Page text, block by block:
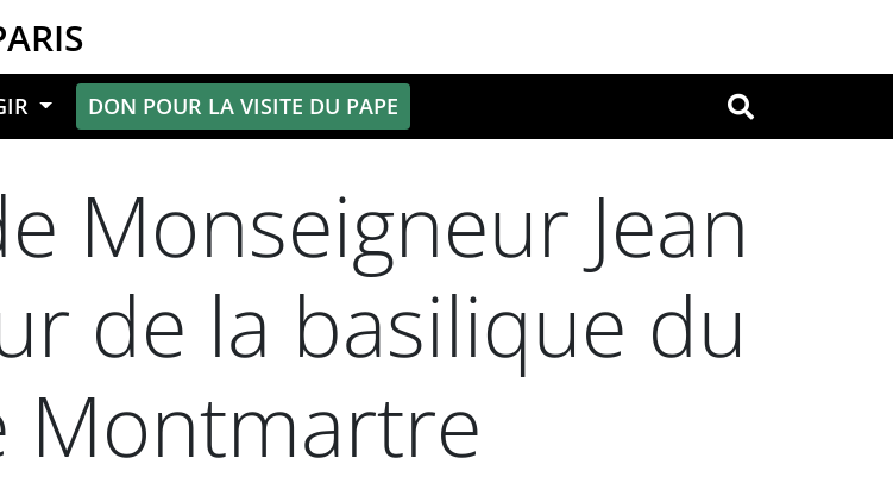
OK
DON POUR LA VISITE DU PAPE
Monseigneur Jean
de la basilique du
Montmartre